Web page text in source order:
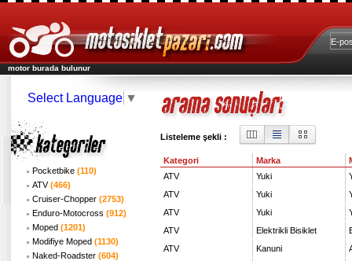
motor burada bulunur
Select Language ▼
Pocketbike (110)
ATV(466)
Cruiser-Chopper (2753)
Enduro-Motocross (912)
Moped (1201)
Modifiye Moped (1130)
Naked-Roadster (604)
Listeleme şekli :
Kategori Marka
ATV
Yuki
ATV
Yuki
ATV
Yuki
ATV
Elektrikli Bisiklet
ATV
Kanuni